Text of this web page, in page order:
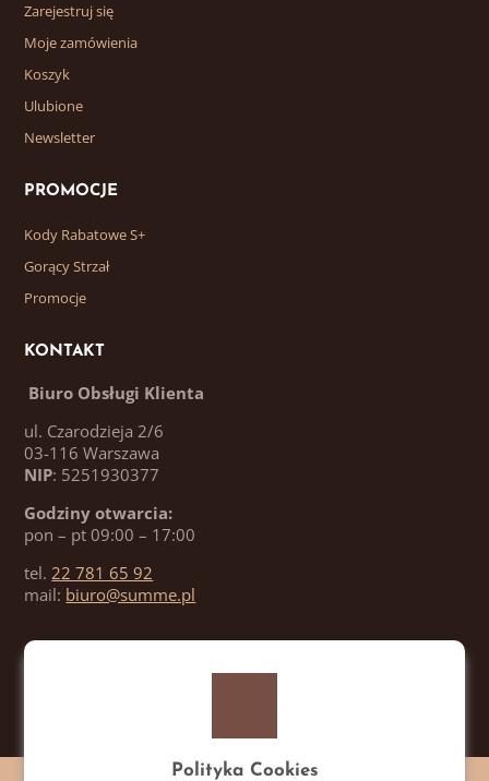
Zarejestruj się
Moje zamówienia
Koszyk
Ulubione
Newsletter
PROMOCJE
Kody Rabatowe S+
Gorący Strzał
Promocje
KONTAKT
Biuro Obsługi Klienta
ul. Czarodzieja 2/6
03-116 Warszawa
NIP: 5251930377
Godziny otwarcia:
pon – pt 09:00 – 17:00
tel. 22 781 65 92
mail: biuro@summe.pl
Polityka Cookies